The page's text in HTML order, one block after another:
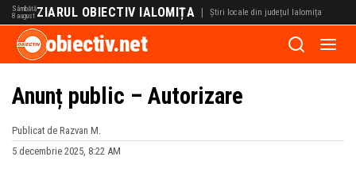
Sâmbătă
8 august ZIARUL OBIECTIV IALOMIȚA | Știri locale din județul Ialomița
obiectiv.net
Anunț public – Autorizare
Publicat de Razvan M.
5 decembrie 2025, 8:22 AM